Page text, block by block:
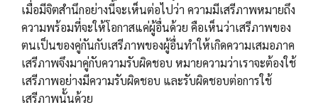
เมื่อมีจิตสำนึกอย่างนี้จะเห็นต่อไปว่า ความมีเสรีภาพหมายถึง
ความพร้อมที่จะให้โอกาสแค่ผู้อื่นด้วย คือเห็นว่าเสรีภาพของ
ตนเป็นของคู่กันกับเสรีภาพของผู้อื่นทำให้เกิดความเสมอภาค
เสรีภาพจึงมาคู่กับความรับผิดชอบ หมายความว่าเราจะต้องใช้
เสรีภาพอย่างมีความรับผิดชอบ และรับผิดชอบต่อการใช้
เสรีภาพนั้นด้วย